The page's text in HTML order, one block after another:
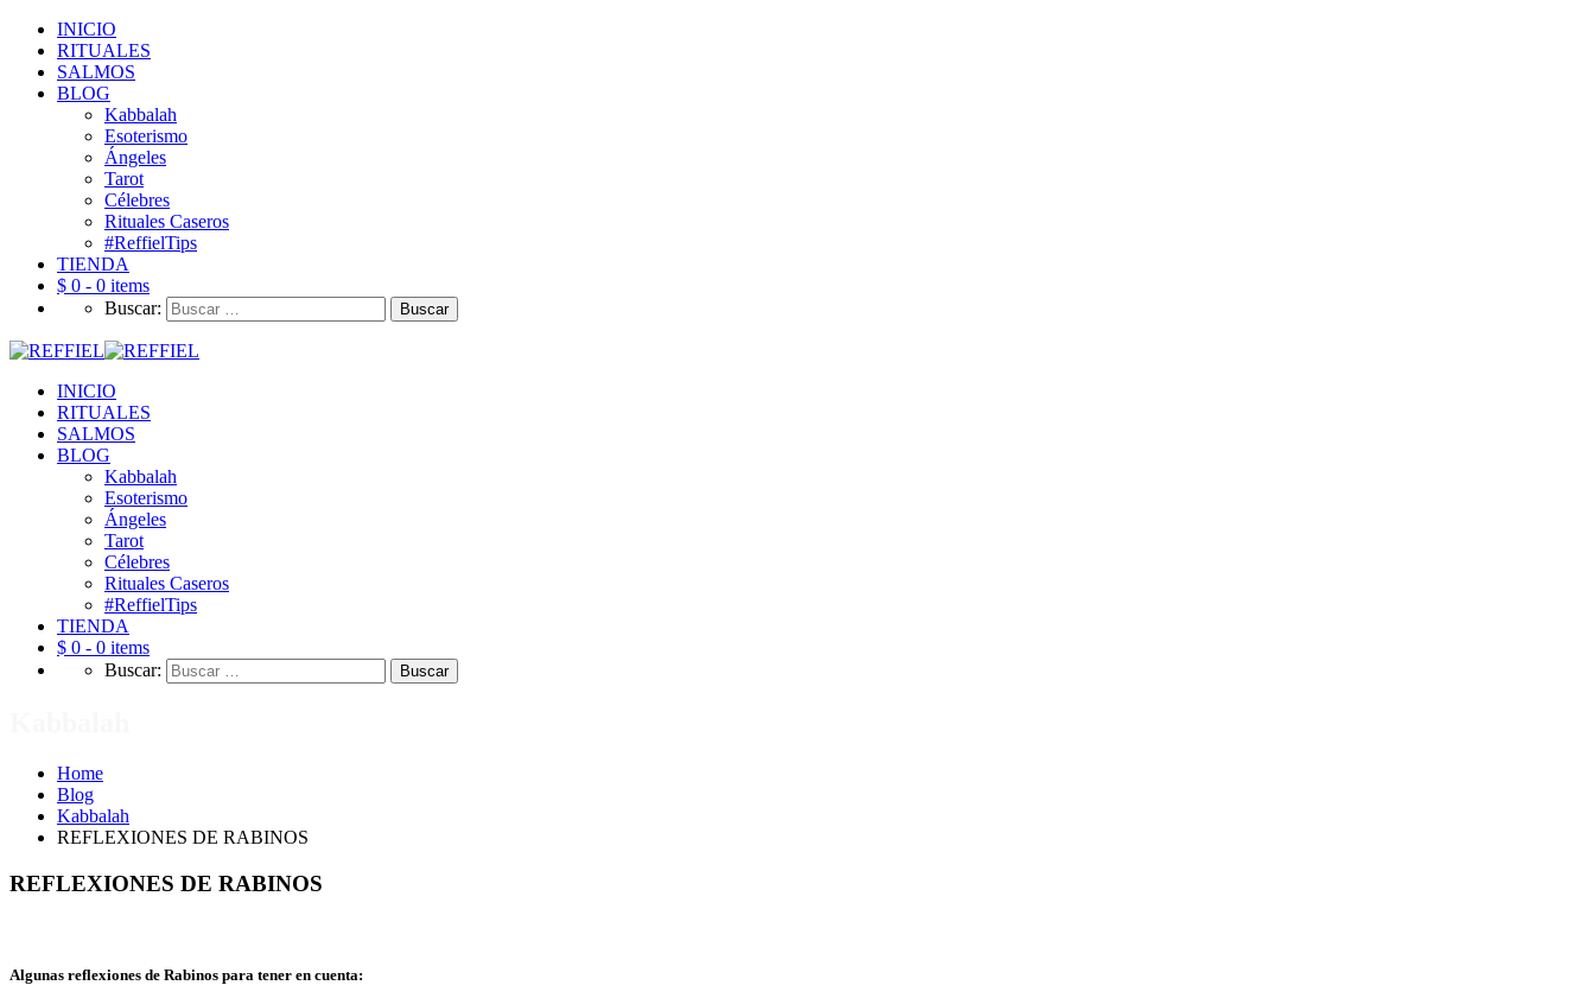
INICIO
RITUALES
SALMOS
BLOG
Kabbalah
Esoterismo
Ángeles
Tarot
Célebres
Rituales Caseros
#ReffielTips
TIENDA
$ 0 - 0 items
Buscar:
INICIO
RITUALES
SALMOS
BLOG
Kabbalah
Esoterismo
Ángeles
Tarot
Célebres
Rituales Caseros
#ReffielTips
TIENDA
$ 0 - 0 items
Buscar:
Home
Blog
Kabbalah
REFLEXIONES DE RABINOS
REFLEXIONES DE RABINOS
Algunas reflexiones de Rabinos para tener en cuenta: